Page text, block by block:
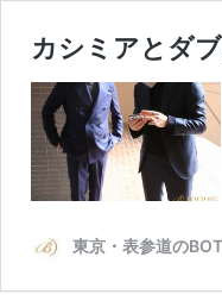
カシミアとダ
東京・表参道の